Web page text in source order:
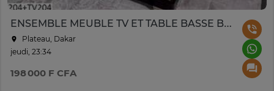
ENSEMBLE MEUBLE TV ET TABLE BASSE BRILLANTE
Plateau, Dakar
jeudi, 23:34
198 000 F CFA